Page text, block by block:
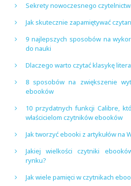
Sekrety nowoczesnego
Jak skutecznie zapamiętywać
9 najlepszych sposobów na
do nauki
Dlaczego warto czytać klasykę
8 sposobów na zwiększenie
ebooków
10 przydatnych funkcji Calibre,
właścicielom czytników ebooków
Jak tworzyć ebooki z artykułów na
Jakiej wielkości czytniki
rynku?
Jak wiele pamięci w czytnikach